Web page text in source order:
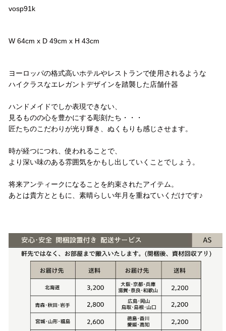
vosp91k
W 64cm x D 49cm x H 43cm
ヨーロッパの格式高いホテルやレストランで使用されるような
ハイクラスなエレガントデザインを踏襲した店舗什器
ハンドメイドでしか表現できない、
見るものの心を豊かにする彫刻たち・・・
匠たちのこだわりが光り輝き、ぬくもりも感じさせます。
時が経つにつれ、使われることで、
より深い味のある雰囲気をかもし出していくことでしょう。
将来アンティークになることを約束されたアイテム。
あとは貴方とともに、素晴らしい年月を重ねていくだけです♪